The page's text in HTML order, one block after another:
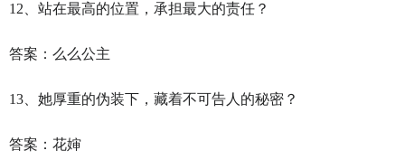
12、站在最高的位置，承担最大的责任？
答案：么么公主
13、她厚重的伪装下，藏着不可告人的秘密？
答案：花婶